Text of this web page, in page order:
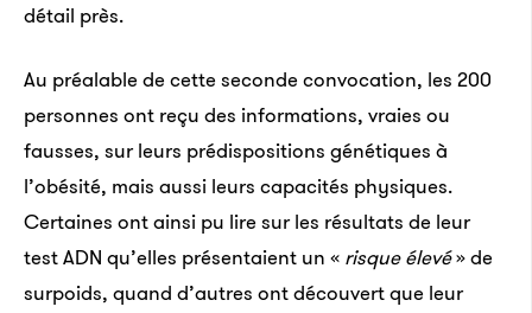
détail près.
Au préalable de cette seconde convocation, les 200
personnes ont reçu des informations, vraies ou
fausses, sur leurs prédispositions génétiques à
l’obésité, mais aussi leurs capacités physiques.
Certaines ont ainsi pu lire sur les résultats de leur
test ADN qu’elles présentaient un « risque élevé» de
surpoids, quand d’autres ont découvert que leur